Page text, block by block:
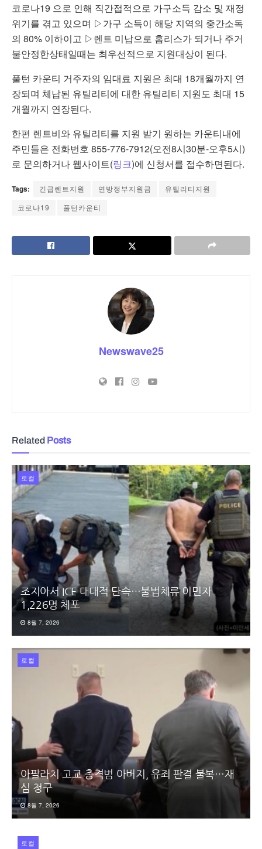
코로나19 으로 인해 직간접적으로 가구소득 감소 및 재정
위기를 겪고 있으며 ▷가구 소득이 해당 지역의 중간소독
의 80% 이하이고 ▷렌트 미납으로 홈리스가 되거나 주거
불안정한상태일때는 최우선적으로 지원대상이 된다.
풀턴 카운티 거주자의 임대료 지원은 최대 18개월까지 연
장되며 체납된 유틸리티에 대한 유틸리티 지원도 최대 15
개월까지 연장된다.
한편 렌트비와 유틸리티를 지원 받기 원하는 카운티내에
주민들은 전화번호 855-776-7912(오전8시30분-오후5시)
로 문의하거나 웹사이트(링크)에 신청서를 접수하면된다.
Tags: 긴급렌트지원 연방정부지원금
유틸리티지원
코로나19
풀턴카운티
Newswave25
Related Posts
로컬
조지아서 ICE 대대적 단속…불법체류 이민자
1,226명 체포
8월 7, 2026
로컬
아팔라치 고교 총격범 아버지, 유죄 판결 불복…재
심 청구
8월 7, 2026
로컬